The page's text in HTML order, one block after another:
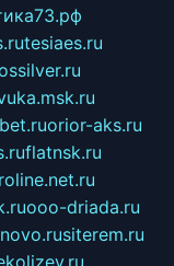
tesiaes.ru
orior-aks.ru
flatnsk.ru
ooo-driada.ru
siterem.ru